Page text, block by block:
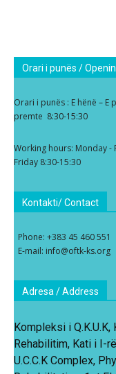
Orari i punës /
Orari i punës : E hënë – E
premte 8:30-15:30
Working hours: Monday
Friday 8:30-15:30
Kontakti/ Contact
Phone: +383 45 460 551
E-mail: info@oftk-ks.org
Adresa / Address
Kompleksi i
Rehabilitim, Kati i I-
U.C.C.K Complex,